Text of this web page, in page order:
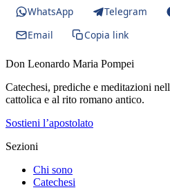
WhatsApp Telegram
Email
Copia link
Don Leonardo Maria Pompei
Catechesi, prediche e meditazioni
cattolica e al rito romano antico.
Sostieni l’apostolato
Sezioni
Chi sono
Catechesi